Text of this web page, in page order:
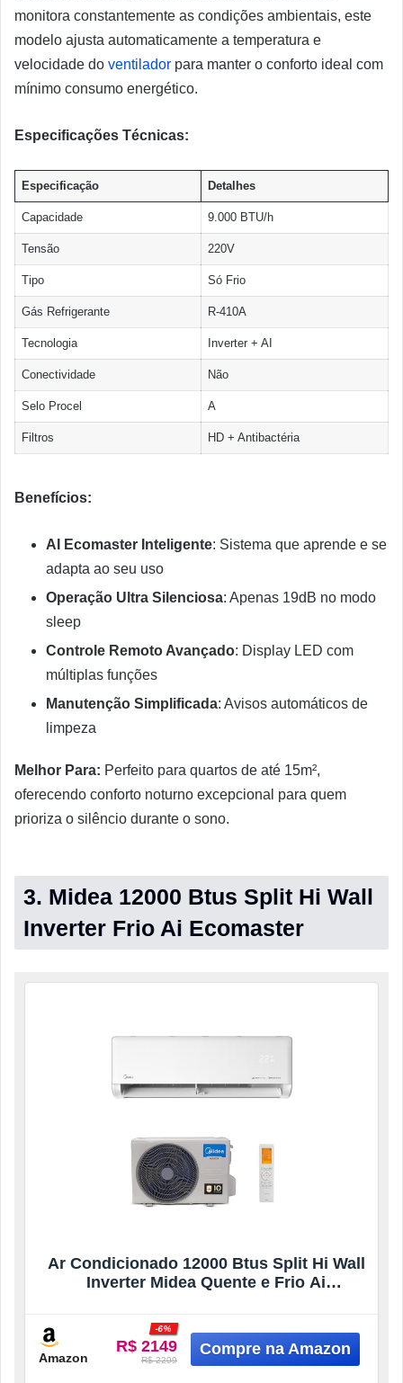
monitora constantemente as condições ambientais, este
modelo ajusta automaticamente a temperatura e
velocidade do ventilador para manter o conforto ideal com
mínimo consumo energético.
Especificações Técnicas:
Especificação Detalhes
Capacidade 9.000 BTU/h
Tensão 220V
Tipo Só Frio
Gás Refrigerante R-410A
Tecnologia Inverter + AI
Conectividade Não
Selo Procel A
Filtros HD + Antibactéria
Benefícios:
AI Ecomaster Inteligente: Sistema que aprende e se
adapta ao seu uso
Operação Ultra Silenciosa: Apenas 19dB no modo
sleep
Controle Remoto Avançado: Display LED com
múltiplas funções
Manutenção Simplificada: Avisos automáticos de
limpeza
Melhor Para: Perfeito para quartos de até 15m²,
oferecendo conforto noturno excepcional para quem
prioriza o silêncio durante o sono.
3. Midea 12000 Btus Split Hi Wall
Inverter Frio Ai Ecomaster
Ar Condicionado 12000 Btus Split Hi Wall
Inverter Midea Quente e Frio Ai
Amazon
R$ 2149
-6%
R$ 2299